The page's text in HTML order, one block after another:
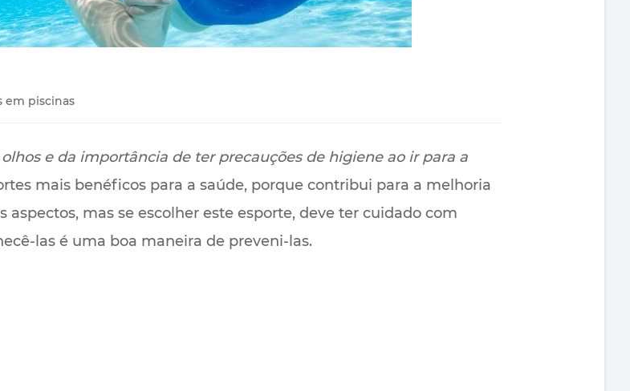
em piscinas
e da importância de ter precauções de higiene ao ir para a
mais benéficos para a saúde, porque contribui para a melhoria
mas se escolher este esporte, deve ter cuidado com
las é uma boa maneira de preveni-las.